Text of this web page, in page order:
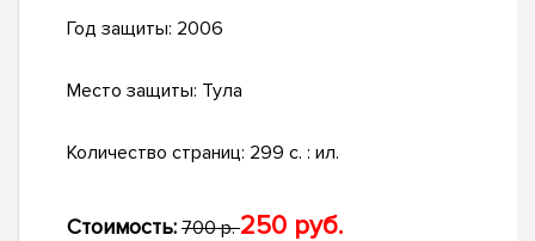
Год защиты: 2006
Место защиты: Тула
Количество страниц: 299 с. : ил.
Стоимость: 700 р.250 руб.